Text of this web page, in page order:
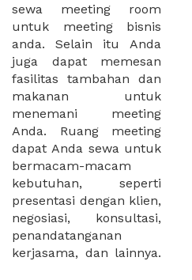
sewa meeting room
untuk meeting bisnis
anda. Selain itu Anda
juga dapat memesan
fasilitas tambahan dan
makanan untuk
menemani meeting
Anda. Ruang meeting
dapat Anda sewa untuk
bermacam-macam
kebutuhan, seperti
presentasi dengan klien,
negosiasi, konsultasi,
penandatanganan
kerjasama, dan lainnya.
interior, lokasi yang
strategis, harga yang
sesuai dengan budget
meeting Anda, ataupun
disesuaikan dengan
kebutuhan klien Anda.
Sewa meeting room di
XWORK akan
mempermudah
meeting Anda dan
membuat klien Anda
puas dengan meeting